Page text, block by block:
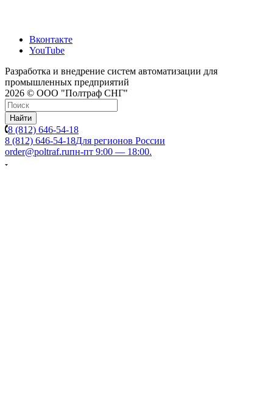
Вконтакте
YouTube
Разработка и внедрение систем автоматизации для
промышленных предприятий
2026 © ООО "Полтраф СНГ"
Найти
8 (812) 646-54-18
8 (812) 646-54-18Для регионов России
order@poltraf.ruпн-пт 9:00 — 18:00.